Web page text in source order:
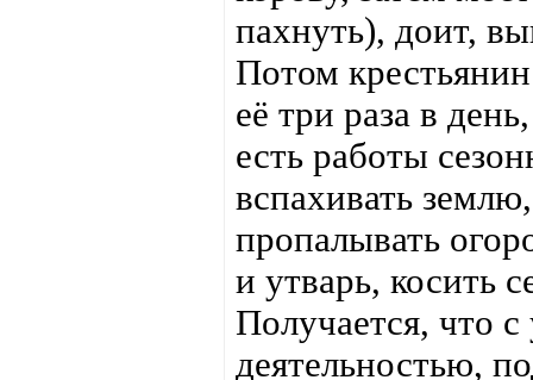
пахнуть), доит,
Потом
её три раза в
есть работы
вспахивать
пропалывать
и утварь, косить
Получается, что с
деятельностью,